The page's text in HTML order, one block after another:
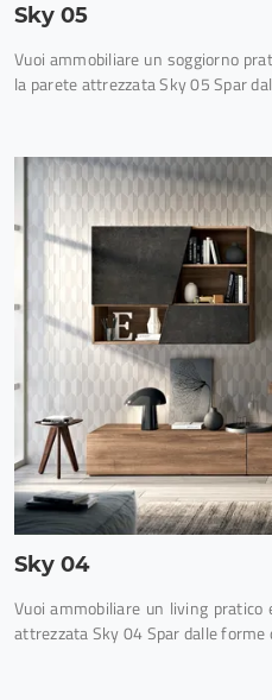
Sky 05
Vuoi ammobiliare un soggiorno
la parete attrezzata Sky 05 Spar
Sky 04
Vuoi ammobiliare un living pratico
attrezzata Sky 04 Spar dalle forme